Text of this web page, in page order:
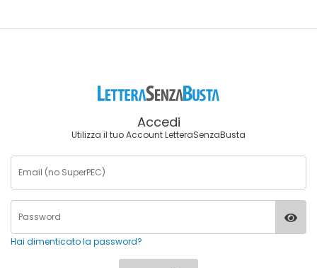
Accedi
Utilizza il tuo Account LetteraSenzaBusta
Hai dimenticato la password?